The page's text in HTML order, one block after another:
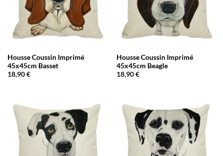
Housse Coussin Imprimé
45x45cm Basset
18,90€
Housse Coussin Imprimé
45x45cm Beagle
18,90€